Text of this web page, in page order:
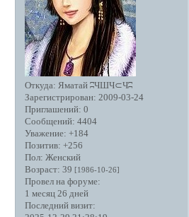
Откуда: Яматай ʭЧШЧ⊂Чʭ
Зарегистрирован: 2009-03-24
Приглашений: 0
Сообщений: 4404
Уважение: +184
Позитив: +256
Пол: Женский
Возраст: 39 [1986-10-26]
Провел на форуме:
1 месяц 26 дней
Последний визит: